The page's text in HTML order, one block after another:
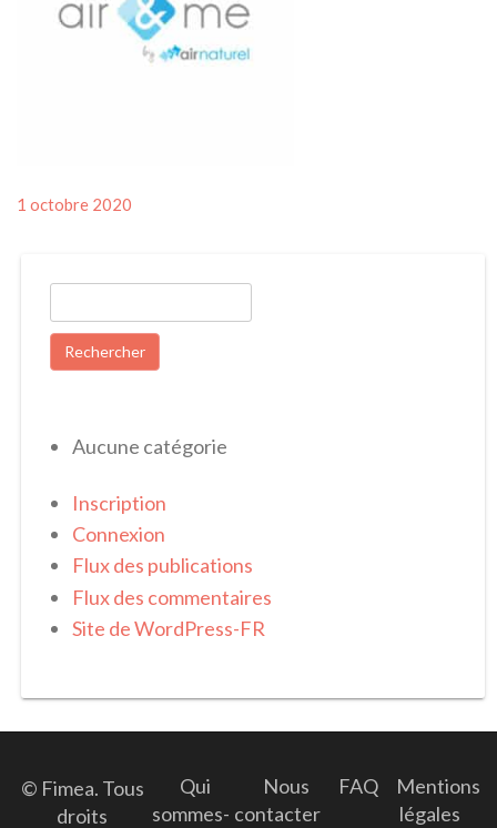
Posted
1 octobre 2020
Aucune catégorie
Inscription
Connexion
Flux des publications
Flux des commentaires
Site de WordPress-FR
© Fimea. Tous
droits
Qui
sommes-
Nous
contacter
FAQ
Mentions
légales